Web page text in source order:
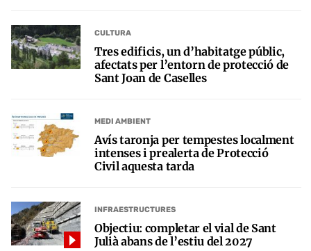
CULTURA
Tres edificis, un d’habitatge públic,
afectats per l’entorn de protecció de
Sant Joan de Caselles
MEDI AMBIENT
Avís taronja per tempestes localment
intenses i prealerta de Protecció
Civil aquesta tarda
INFRAESTRUCTURES
Objectiu: completar el vial de Sant
Julià abans de l’estiu del 2027